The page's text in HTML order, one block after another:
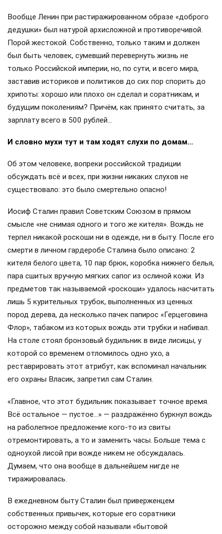
Вообще Ленин при растиражированном образе «доброго
дедушки» был натурой архисложной и противоречивой.
Порой жестокой. Собственно, только таким и должен
был быть человек, сумевший перевернуть жизнь не
только Российской империи, но, по сути, и всего мира,
заставив историков и политиков до сих пор спорить до
хрипоты: хорошо или плохо он сделал и соратникам, и
будущим поколениям? Причём, как принято считать, за
зарплату всего в 500 рублей…
И словно мухи тут и там ходят слухи по домам…
Об этом человеке, вопреки российской традиции
обсуждать всё и всех, при жизни никаких слухов не
существовало: это было смертельно опасно!
Иосиф Сталин правил Советским Союзом в прямом
смысле «не снимая одного и того же кителя». Вождь не
терпел никакой роскоши ни в одежде, ни в быту. После его
смерти в личном гардеробе Сталина было описано: 2
кителя белого цвета, 10 пар брюк, коробка нижнего белья,
пара сшитых вручную мягких сапог из ослиной кожи. Из
предметов так называемой «роскоши» удалось насчитать
лишь 5 курительных трубок, выполненных из ценных
пород дерева, да несколько пачек папирос «Герцеговина
Флор», табаком из которых вождь эти трубки и набивал.
На столе стоял бронзовый будильник в виде лисицы, у
которой со временем отломилось одно ухо, а
реставрировать этот атрибут, как вспоминал начальник
его охраны Власик, запретил сам Сталин.
«Главное, что этот будильник показывает точное время.
Всё остальное — пустое…» — раздражённо буркнул вождь
на раболепное предложение кого-то из свиты
отремонтировать, а то и заменить часы. Больше тема с
одноухой лисой при вожде никем не обсуждалась.
Думаем, что она вообще в дальнейшем нигде не
тиражировалась.
В ежедневном быту Сталин был приверженцем
собственных привычек, которые его соратники
осторожно между собой называли «бытовой